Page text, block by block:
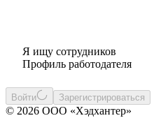
Я ищу сотрудников
Профиль работодателя
Войти Зарегистрироваться
© 2026 ООО «Хэдхантер»